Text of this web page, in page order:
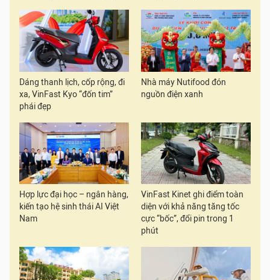
Dáng thanh lịch, cốp rộng, đi
xa, VinFast Kyo “đốn tim”
phái đẹp
Nhà máy Nutifood đón
nguồn điện xanh
Hợp lực đại học – ngân hàng,
kiến tạo hệ sinh thái AI Việt
Nam
VinFast Kinet ghi điểm toàn
diện với khả năng tăng tốc
cực “bốc”, đổi pin trong 1
phút